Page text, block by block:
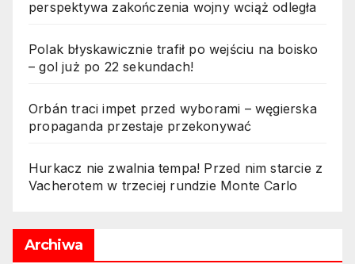
perspektywa zakończenia wojny wciąż odległa
Polak błyskawicznie trafił po wejściu na boisko
– gol już po 22 sekundach!
Orbán traci impet przed wyborami – węgierska
propaganda przestaje przekonywać
Hurkacz nie zwalnia tempa! Przed nim starcie z
Vacherotem w trzeciej rundzie Monte Carlo
Archiwa